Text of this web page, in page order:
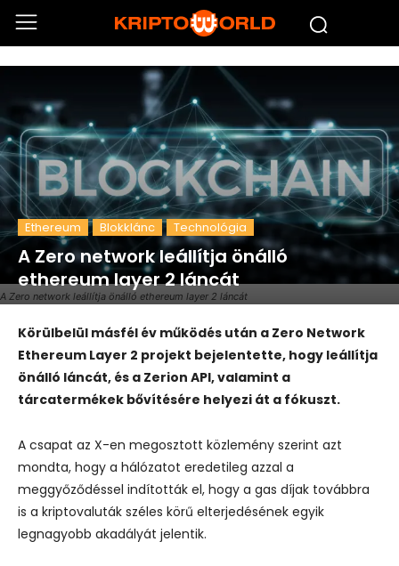
A Zero network leállítja önálló ethereum layer 2 láncát
Ethereum Blokklánc Technológia
A Zero network leállítja önálló
ethereum layer 2 láncát
Körülbelül másfél év működés után a Zero Network
Ethereum Layer 2 projekt bejelentette, hogy leállítja
önálló láncát, és a Zerion API, valamint a
tárcatermékek bővítésére helyezi át a fókuszt.
A csapat az X-en megosztott közlemény szerint azt
mondta, hogy a hálózatot eredetileg azzal a
meggyőződéssel indították el, hogy a gas díjak továbbra
is a kriptovaluták széles körű elterjedésének egyik
legnagyobb akadályát jelentik.